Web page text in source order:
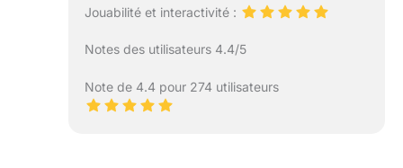
Jouabilité et interactivité :
Notes des utilisateurs 4.4/5
Note de 4.4 pour 274 utilisateurs